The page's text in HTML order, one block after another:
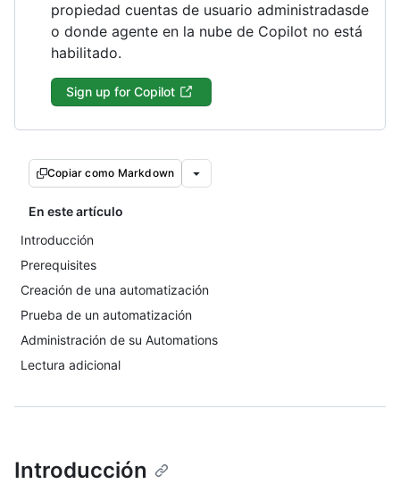
propiedad cuentas de usuario administradasde
o donde agente en la nube de Copilot no está
habilitado.
Sign up for Copilot
Copiar como Markdown
En este artículo
Introducción
Prerequisites
Creación de una automatización
Prueba de un automatización
Administración de su Automations
Lectura adicional
Introducción